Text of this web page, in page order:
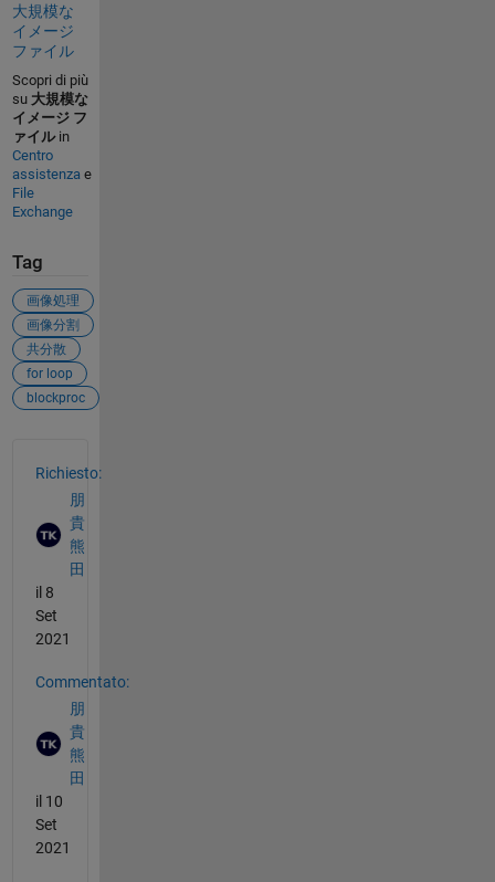
大規模な
イメージ
ファイル
Scopri di più
su 大規模な
イメージ フ
ァイルin
Centro
assistenzae
File
Exchange
Tag
画像処理
画像分割
共分散
for loop
blockproc
Richiesto:
朋
貴
熊
田
il 8
Set
2021
Commentato:
朋
貴
熊
田
il 10
Set
2021